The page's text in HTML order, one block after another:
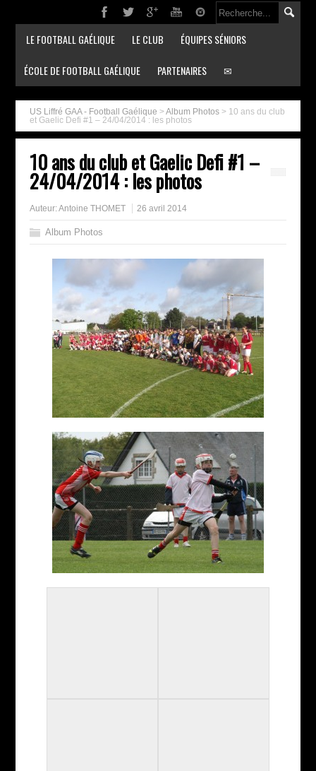
LE FOOTBALL GAÉLIQUE LE CLUB ÉQUIPES SÉNIORS
ÉCOLE DE FOOTBALL GAÉLIQUE PARTENAIRES ✉
US Liffré GAA - Football Gaélique >Album Photos > 10 ans du club
et Gaelic Defi #1 – 24/04/2014 : les photos
10 ans du club et Gaelic Defi #1 –
24/04/2014 : les photos
Auteur:Antoine THOMET 26 avril 2014
Album Photos